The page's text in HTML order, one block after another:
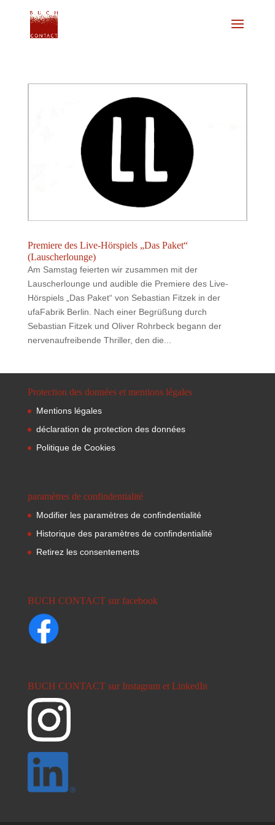
Premiere des Live-Hörspiels „Das Paket“
(Lauscherlounge)
Am Samstag feierten wir zusammen mit der
Lauscherlounge und audible die Premiere des Live-
Hörspiels „Das Paket“ von Sebastian Fitzek in der
ufaFabrik Berlin. Nach einer Begrüßung durch
Sebastian Fitzek und Oliver Rohrbeck begann der
nervenaufreibende Thriller, den die...
Protection des données et mentions légales
Mentions légales
déclaration de protection des données
Politique de Cookies
paramètres de confindentialité
Modifier les paramètres de confindentialité
Historique des paramètres de confindentialité
Retirez les consentements
BUCH CONTACT sur facebook
BUCH CONTACT sur Instagram et LinkedIn